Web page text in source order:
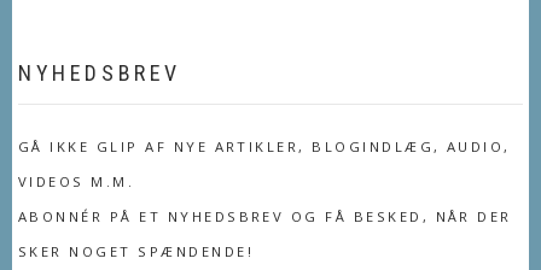
NYHEDSBREV
GÅ IKKE GLIP AF NYE ARTIKLER, BLOGINDLÆG, AUDIO,
VIDEOS M.M.
ABONNÉR PÅ ET NYHEDSBREV OG FÅ BESKED, NÅR DER
SKER NOGET SPÆNDENDE!